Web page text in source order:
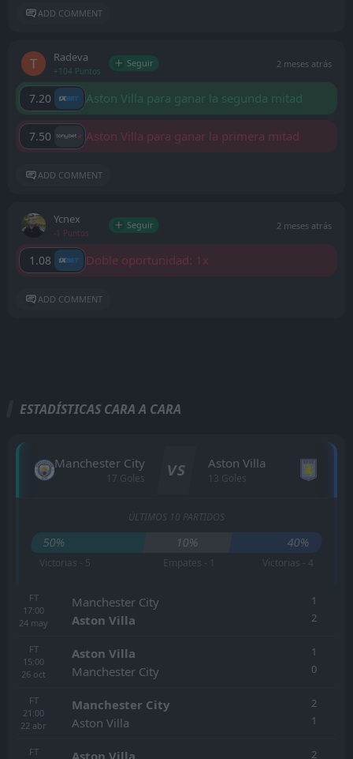
ADD COMMENT
Radeva
+104 Puntos
Seguir 2 meses atrás
7.20 Aston Villa para ganar la segunda mitad
7.50 Aston Villa para ganar la primera mitad
ADD COMMENT
Ycnex
-1 Puntos
Seguir 2 meses atrás
1.08 Doble oportunidad: 1x
ADD COMMENT
ESTADÍSTICAS CARA A CARA
Manchester City
17 Goles VS Aston Villa
13 Goles
ÚLTIMOS 10 PARTIDOS
50% 10% 40%
Victorias - 5 Empates - 1 Victorias - 4
FT
17:00
24 may
Manchester City
Aston Villa
1
2
FT
15:00
26 oct
Aston Villa
Manchester City
1
0
FT
21:00
22 abr
Manchester City
Aston Villa
2
1
FT
Aston Villa 2